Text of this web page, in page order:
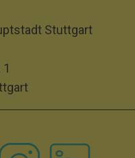
Stuttgart